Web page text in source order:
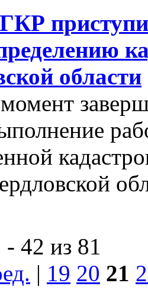
области
42 из 81
| 19 20 21